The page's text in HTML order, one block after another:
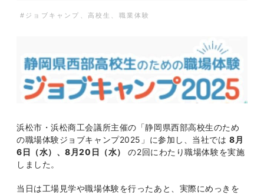
#ジョブキャンプ、高校生、職業体験
浜松市・浜松商工会議所主催の「静岡県西部高校生のため
の職場体験ジョブキャンプ2025」に参加し、当社では8月
6日（水）、8月20日（水）
の2回にわたり職場体験を実施
しました。
当日は工場見学や職場体験を行ったあと、実際にめっきを